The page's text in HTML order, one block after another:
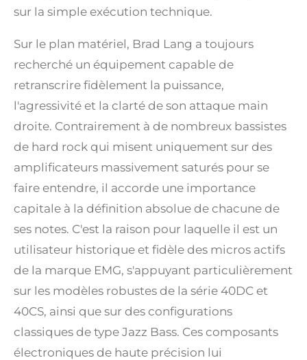
sur la simple exécution technique.
Sur le plan matériel, Brad Lang a toujours
recherché un équipement capable de
retranscrire fidèlement la puissance,
l'agressivité et la clarté de son attaque main
droite. Contrairement à de nombreux bassistes
de hard rock qui misent uniquement sur des
amplificateurs massivement saturés pour se
faire entendre, il accorde une importance
capitale à la définition absolue de chacune de
ses notes. C'est la raison pour laquelle il est un
utilisateur historique et fidèle des micros actifs
de la marque EMG, s'appuyant particulièrement
sur les modèles robustes de la série 40DC et
40CS, ainsi que sur des configurations
classiques de type Jazz Bass. Ces composants
électroniques de haute précision lui